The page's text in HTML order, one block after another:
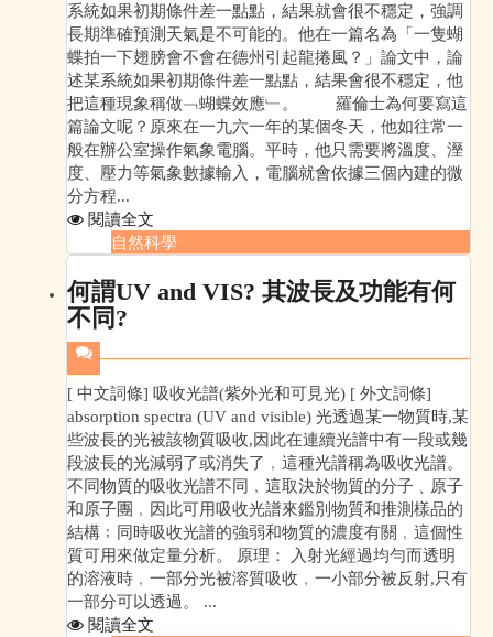
系統如果初期條件差一點點，結果就會很不穩定，強調
長期準確預測天氣是不可能的。他在一篇名為「一隻蝴
蝶拍一下翅膀會不會在德州引起龍捲風？」論文中，論
述某系統如果初期條件差一點點，結果會很不穩定，他
把這種現象稱做﹁蝴蝶效應﹂。 羅倫士為何要寫這
篇論文呢？原來在一九六一年的某個冬天，他如往常一
般在辦公室操作氣象電腦。平時，他只需要將溫度、溼
度、壓力等氣象數據輸入，電腦就會依據三個內建的微
分方程...
閱讀全文
自然科學
何謂UV and VIS? 其波長及功能有何
不同?
[ 中文詞條] 吸收光譜(紫外光和可見光) [ 外文詞條]
absorption spectra (UV and visible) 光透過某一物質時,某
些波長的光被該物質吸收,因此在連續光譜中有一段或幾
段波長的光減弱了或消失了﹐這種光譜稱為吸收光譜。
不同物質的吸收光譜不同﹐這取決於物質的分子﹑原子
和原子團﹐因此可用吸收光譜來鑑別物質和推測樣品的
結構﹔同時吸收光譜的強弱和物質的濃度有關﹐這個性
質可用來做定量分析。 原理： 入射光經過均勻而透明
的溶液時﹐一部分光被溶質吸收﹐一小部分被反射,只有
一部分可以透過。 ...
閱讀全文